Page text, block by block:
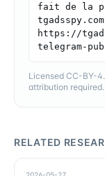
fait de la
https://
telegram-
Licensed CC-BY-
attribution required.
RELATED